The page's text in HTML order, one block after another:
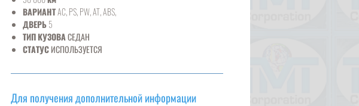
ВАРИАНТAC, PS, PW, AT, ABS,
ДВЕРЬ5
ТИП КУЗОВАСЕДАН
СТАТУСИСПОЛЬЗУЕТСЯ
Для получения дополнительной информации